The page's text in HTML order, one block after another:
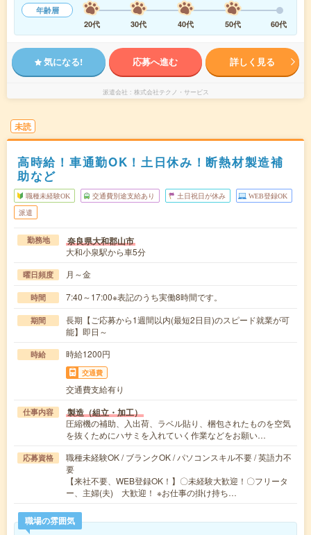
年齢層
20代
30代 40代 50代 60代
気になる! 応募へ進む 詳しく見る
派遣会社 株式会社テクノ・サービス
未読
高時給！車通勤OK！土日休み！断熱材製造補
助など
職種未経験OK 交通費別途支給あり 土日祝日が休み WEB登録OK
派遣
勤務地 奈良県大和郡山市
大和小泉駅から車5分
曜日頻度 月～金
時間 7:40～17:00※表記のうち実働8時間です。
期間
長期【ご応募から1週間以内(最短2日目)のスピード就業が可
能】即日～
時給 時給1200円
交通費
交通費支給有り
仕事内容 製造（組立・加工）
圧縮機の補助、入出荷、ラベル貼り、梱包されたものを空気
を抜くためにハサミを入れていく作業などをお願い…
応募資格
職種未経験OK / ブランクOK / パソコンスキル不要 / 英語力不
要
【来社不要、WEB登録OK！】〇未経験大歓迎！〇フリータ
ー、主婦(夫) 大歓迎！ ※お仕事の掛け持ち…
職場の雰囲気